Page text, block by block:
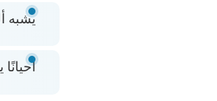
يشبه